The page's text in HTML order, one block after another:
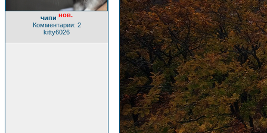
чипи нов.
Комментарии: 2
kitty6026